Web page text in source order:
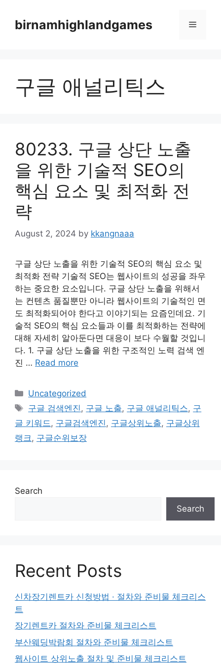
contentbirnamhighlandgames Menu
구글 애널리틱스
80233. 구글 상단 노출
을 위한 기술적 SEO의
핵심 요소 및 최적화 전
략
August 2, 2024 by kkangnaaa
구글 상단 노출을 위한 기술적 SEO의 핵심 요소 및
최적화 전략 기술적 SEO는 웹사이트의 성공을 좌우
하는 중요한 요소입니다. 구글 상단 노출을 위해서
는 컨텐츠 품질뿐만 아니라 웹사이트의 기술적인 면
도 최적화되어야 한다고 이야기되는 요즘인데요. 기
술적 SEO의 핵심 요소들과 이를 최적화하는 전략에
대해 자세히 알아둔다면 대응이 보다 수월할 것입니
다. 1. 구글 상단 노출을 위한 구조적인 노력 검색 엔
진 … Read more
Categories
Uncategorized
Tags
구글 검색엔진 , 구글 노출, 구글 애널리틱스, 구
글 키워드 , 구글검색엔진 , 구글상위노출, 구글상위
랭크 , 구글순위보장
Search
Search
Recent Posts
신차장기렌트카 신청방법 · 절차와 준비물 체크리스
트
장기렌트카 절차와 준비물 체크리스트
부산웨딩박람회 절차와 준비물 체크리스트
웹사이트 상위노출 절차 및 준비물 체크리스트